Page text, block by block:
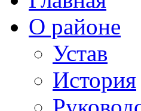
О районе
Устав
История